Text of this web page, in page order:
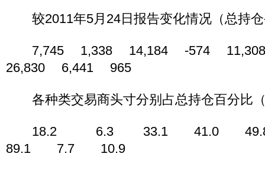
较2011年5月24日报告变化情况（总持仓
7,745 1,338 14,184 -574
26,830 6,441 965
各种类交易商头寸分别占总持仓百分比
18.2 6.3 33.1 41.0
89.1 7.7 10.9